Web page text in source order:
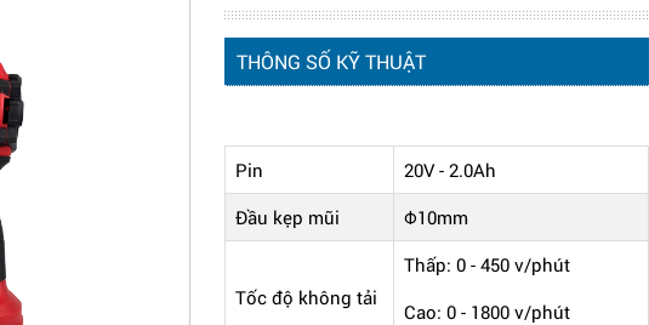
THÔNG SỐ KỸ THUẬT
Pin
20V - 2.0Ah
Đầu kẹp mũi
Φ10mm
Tốc độ không tải
Thấp: 0 - 450 v/phút
Cao: 0 - 1800 v/phút